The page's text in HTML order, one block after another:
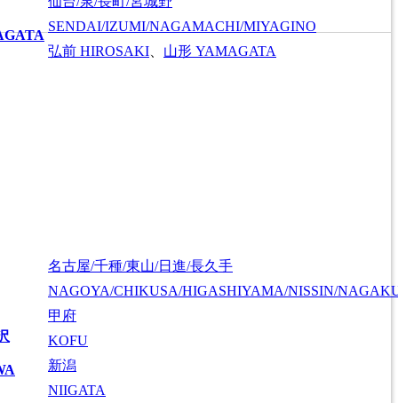
SENDAI/IZUMI/NAGAMACHI/MIYAGINO
弘前 HIROSAKI 山形 YAMAGATA
名古屋/千種/東山/日進/長久手
NAGOYA/CHIKUSA/HIGASHIYAMA/NISSIN/
甲府
KOFU
新潟
NIIGATA